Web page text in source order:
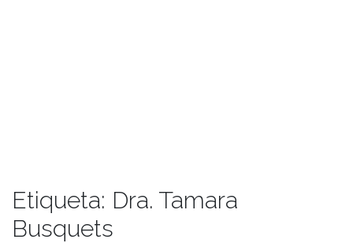
Etiqueta: Dra. Tamara
Busquets